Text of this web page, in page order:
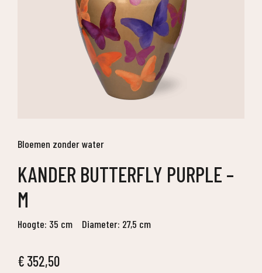
Bloemen zonder water
KANDER BUTTERFLY PURPLE –
M
Hoogte: 35 cm Diameter: 27,5 cm
€ 352,50